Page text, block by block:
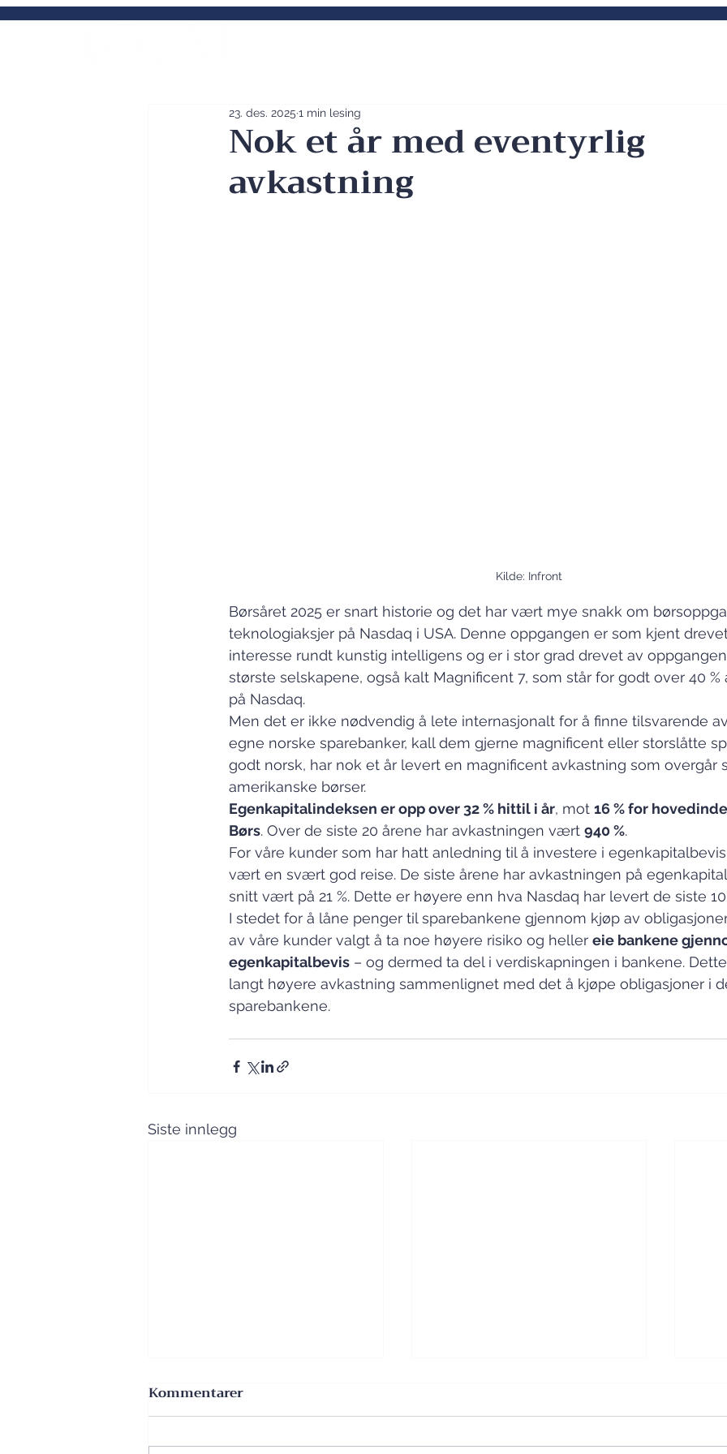
Nok et år med eventyrlig
avkastning
23. des. 2025 1 min lesing
Kilde: Infront
Børsåret 2025 er snart historie og det har vært mye snakk om
teknologiaksjer på Nasdaq i USA. Denne oppgangen er som kjent
interesse rundt kunstig intelligens og er i stor grad drevet av
største selskapene, også kalt Magnificent 7, som står for godt over 40 %
på Nasdaq.
Men det er ikke nødvendig å lete internasjonalt for å finne tilsvarende
egne norske sparebanker, kall dem gjerne magnificent eller storslåtte
godt norsk, har nok et år levert en magnificent avkastning som overgår
amerikanske børser.
Egenkapitalindeksen er opp over 32 % hittil i år, mot 16 % for
Børs. Over de siste 20 årene har avkastningen vært 940 %.
For våre kunder som har hatt anledning til å investere i
vært en svært god reise. De siste årene har avkastningen på
snitt vært på 21 %. Dette er høyere enn hva Nasdaq har levert de siste
I stedet for å låne penger til sparebankene gjennom kjøp av
av våre kunder valgt å ta noe høyere risiko og heller eie bankene
egenkapitalbevis – og dermed ta del i verdiskapningen i bankene.
langt høyere avkastning sammenlignet med det å kjøpe obligasjoner i
sparebankene.
Siste innlegg
Kommentarer